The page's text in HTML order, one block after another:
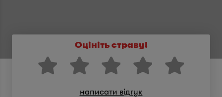
Оцініть страву!
написати відгук